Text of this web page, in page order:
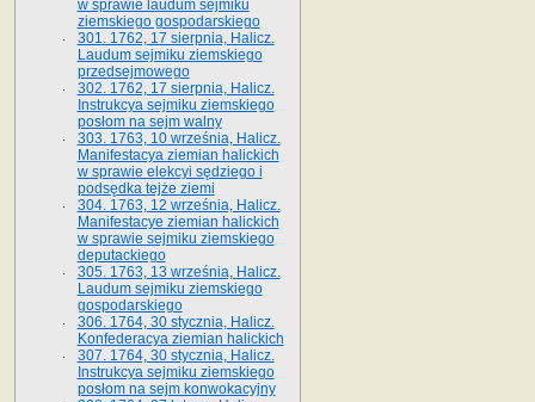
w sprawie laudum sejmiku
ziemskiego gospodarskiego
301. 1762, 17 sierpnia, Halicz.
Laudum sejmiku ziemskiego
przedsejmowego
302. 1762, 17 sierpnia, Halicz.
Instrukcya sejmiku ziemskiego
posłom na sejm walny
303. 1763, 10 września, Halicz.
Manifestacya ziemian halickich
w sprawie elekcyi sędziego i
podsędka tejże ziemi
304. 1763, 12 września, Halicz.
Manifestacye ziemian halickich
w sprawie sejmiku ziemskiego
deputackiego
305. 1763, 13 września, Halicz.
Laudum sejmiku ziemskiego
gospodarskiego
306. 1764, 30 stycznia, Halicz.
Konfederacya ziemian halickich
307. 1764, 30 stycznia, Halicz.
Instrukcya sejmiku ziemskiego
posłom na sejm konwokacyjny